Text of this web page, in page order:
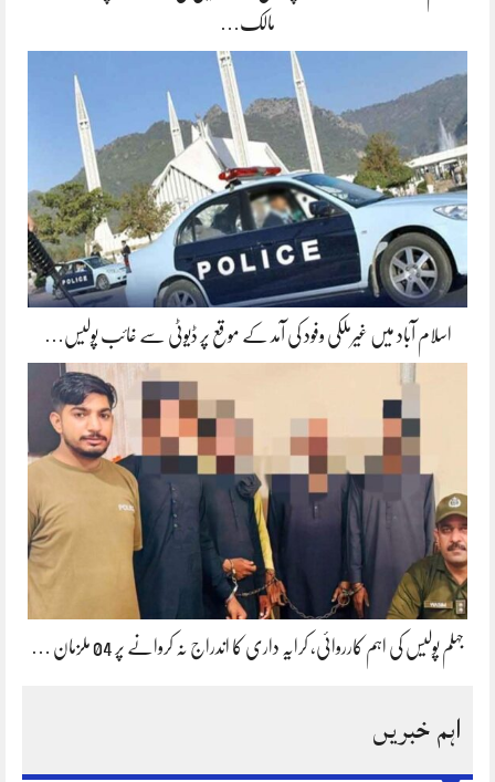
مالک…
اسلام آباد میں غیرملکی وفود کی آمد کے موقع پر ڈیوٹی سے غائب پولیس…
جہلم پولیس کی اہم کارروائی، کرایہ داری کا اندراج نہ کروانے پر 04 ملزمان …
اہم خبریں